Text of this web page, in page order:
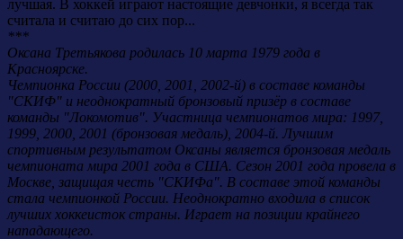
лучшая. В хоккей играют настоящие девчонки, я всегда так
считала и считаю до сих пор...
***
Оксана Третьякова родилась 10 марта 1979 года в
Красноярске.
Чемпионка России (2000, 2001, 2002-й) в составе команды
"СКИФ" и неоднократный бронзовый призёр в составе
команды "Локомотив". Участница чемпионатов мира: 1997,
1999, 2000, 2001 (бронзовая медаль), 2004-й. Лучшим
спортивным результатом Оксаны является бронзовая медаль
чемпионата мира 2001 года в США. Сезон 2001 года провела в
Москве, защищая честь "СКИФа". В составе этой команды
стала чемпионкой России. Неоднократно входила в список
лучших хоккеисток страны. Играет на позиции крайнего
нападающего.